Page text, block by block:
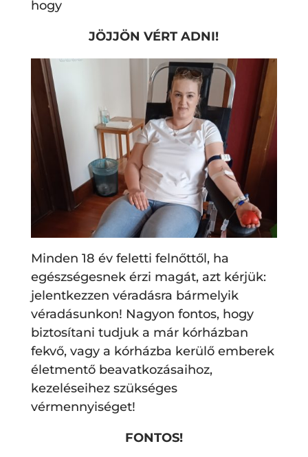
hogy
JÖJJÖN VÉRT ADNI!
Minden 18 év feletti felnőttől, ha
egészségesnek érzi magát, azt kérjük:
jelentkezzen véradásra bármelyik
véradásunkon! Nagyon fontos, hogy
biztosítani tudjuk a már kórházban
fekvő, vagy a kórházba kerülő emberek
életmentő beavatkozásaihoz,
kezeléseihez szükséges
vérmennyiséget!
FONTOS!